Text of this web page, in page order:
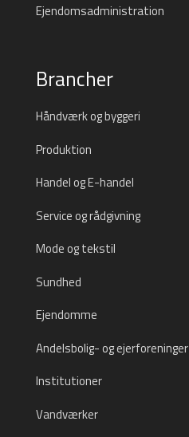
Ejendomsadministration
Brancher
Håndværk og byggeri
Produktion
Handel og E-handel
Service og rådgivning
Mode og tekstil
Sundhed
Ejendomme
Andelsbolig- og ejerforeninger
Institutioner
Vandværker